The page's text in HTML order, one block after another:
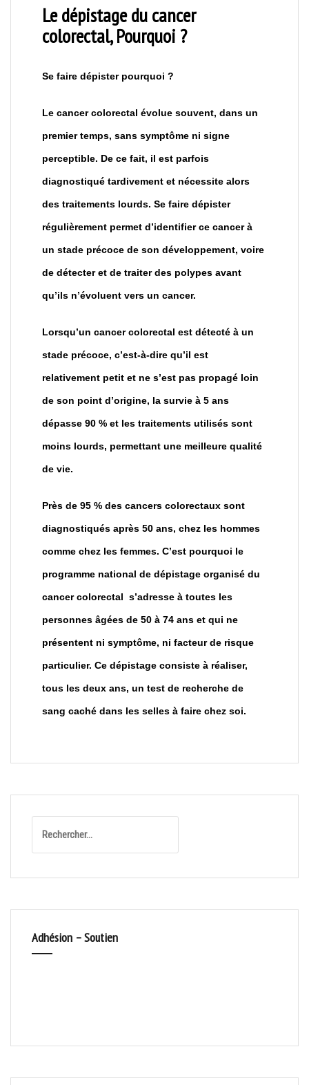
Le dépistage du cancer
colorectal, Pourquoi ?
Se faire dépister pourquoi ?
Le cancer colorectal évolue souvent, dans un
premier temps, sans symptôme ni signe
perceptible. De ce fait, il est parfois
diagnostiqué tardivement et nécessite alors
des traitements lourds. Se faire dépister
régulièrement permet d’identifier ce cancer à
un stade précoce de son développement, voire
de détecter et de traiter des polypes avant
qu’ils n’évoluent vers un cancer.
Lorsqu’un cancer colorectal est détecté à un
stade précoce, c’est-à-dire qu’il est
relativement petit et ne s’est pas propagé loin
de son point d’origine, la survie à 5 ans
dépasse 90 % et les traitements utilisés sont
moins lourds, permettant une meilleure qualité
de vie.
Près de 95 % des cancers colorectaux sont
diagnostiqués après 50 ans, chez les hommes
comme chez les femmes. C’est pourquoi le
programme national de dépistage organisé du
cancer colorectal s’adresse à toutes les
personnes âgées de 50 à 74 ans et qui ne
présentent ni symptôme, ni facteur de risque
particulier. Ce dépistage consiste à réaliser,
tous les deux ans, un test de recherche de
sang caché dans les selles à faire chez soi.
Adhésion – Soutien